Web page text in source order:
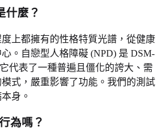
什麼？
上都擁有的性格特質光譜，從健康
。自戀型人格障礙 (NPD) 是 DSM-
代表了一種普遍且僵化的誇大、需
式，嚴重影響了功能。我們的測試
身。
為嗎？